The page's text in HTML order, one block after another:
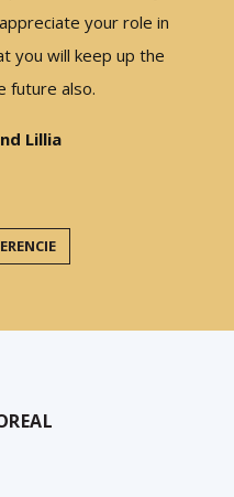
your role in
you will keep up the
future also.
Lillia